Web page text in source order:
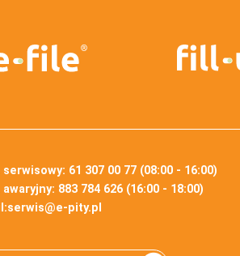
61 307 00 77 (08:00 - 16:00)
883 784 626 (16:00 - 18:00)
serwis@e-pity.pl